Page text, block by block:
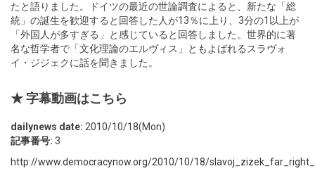
たと語りました。ドイツの最近の世論調査によると、新たな「総
統」の誕生を歓迎すると回答した人が13％に上り、3分の1以上が
「外国人が多すぎる」と感じていると回答しました。世界的に著
名な哲学者で「文化理論のエルヴィス」ともよばれるスラヴォ
イ・ジジェクに話を聞きました。
★ 字幕動画はこちら
dailynews date: 2010/10/18(Mon)
記事番号: 3
http://www.democracynow.org/2010/10/18/